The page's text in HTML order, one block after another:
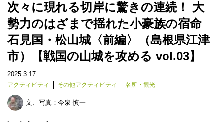
次々に現れる切岸に驚きの連続！ 大
勢力のはざまで揺れた小豪族の宿命
石見国・松山城〈前編〉（島根県江津
市）【戦国の山城を攻める vol.03】
2025.3.17
アクティビティ その他アクティビティ 名所・観光
文、写真： 今泉 慎一